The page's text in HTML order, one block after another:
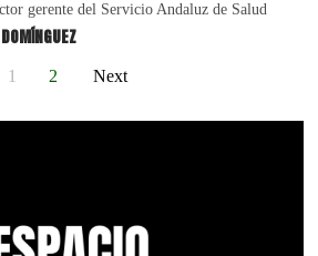
gerente del Servicio Andaluz de Salud
1 2 Next